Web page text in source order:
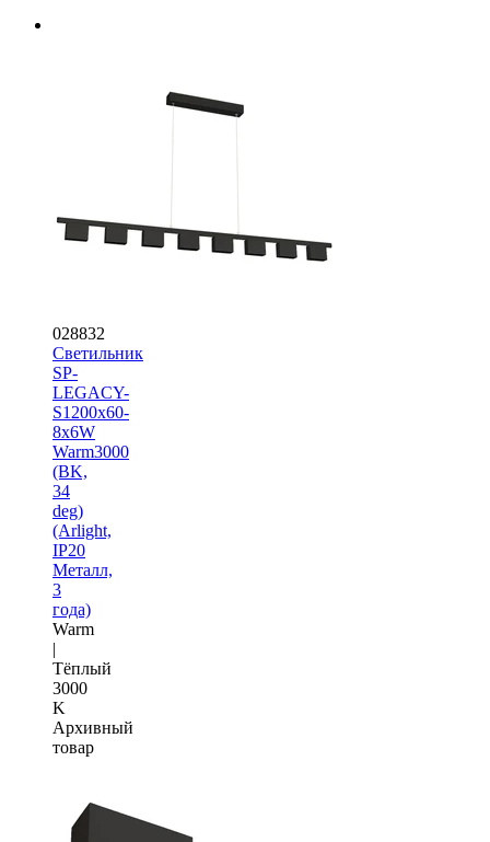
028832
Светильник
SP-
LEGACY-
S1200x60-
8x6W
Warm3000
(BK,
34
deg)
(Arlight,
IP20
Металл,
3
года)
Warm
|
Тёплый
3000
K
Архивный
товар